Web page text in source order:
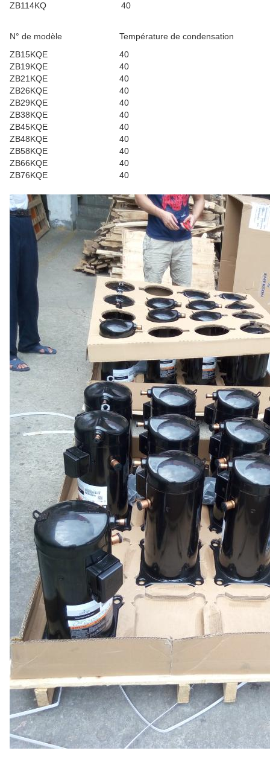
ZB114KQ
40
N° de modèle
Température de condensation
ZB15KQE
40
ZB19KQE
40
ZB21KQE
40
ZB26KQE
40
ZB29KQE
40
ZB38KQE
40
ZB45KQE
40
ZB48KQE
40
ZB58KQE
40
ZB66KQE
40
ZB76KQE
40